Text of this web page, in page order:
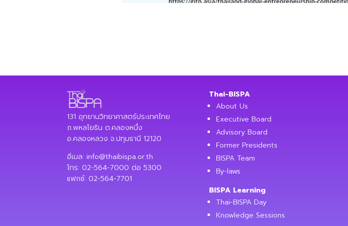
131 อุทยานวิทยาศาสตร์ประเทศไทย
ถ.พหลโยธิน ต.คลองหนึ่ง
อ.คลองหลวง จ.ปทุมธานี 12120
อีเมล:info@thaibispa.or.th
โทร: 02-564-7000 ต่อ 5300
แฟกซ์: 02-564-7701
Thai-BISPA
About Us
Executive Board
Advisory Board
Former Presidents
BISPA Team
By-laws
BISPA Learning
Thai-BISPA Day
Knowledge Sessions